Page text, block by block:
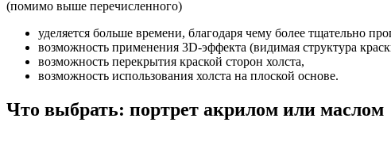
(помимо выше перечисленного)
уделяется больше времени, благодаря чему более тщательно
возможность применения 3D-эффекта (видимая структура
возможность перекрытия краской сторон холста,
возможность использования холста на плоской основе.
Что выбрать: портрет акрилом или маслом